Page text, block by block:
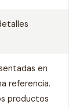
en
referencia.
productos